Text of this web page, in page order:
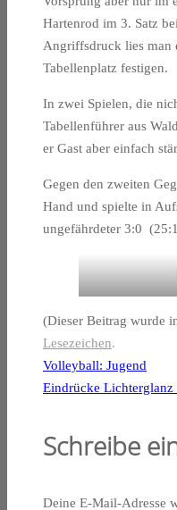
Hartenrod im 3. Satz
Angriffsdruck lies man
Tabellenplatz festigen.
In zwei Spielen, die
Tabellenführer aus
er Gast aber einfach
Gegen den zweiten
Hand und spielte in
ungefährdeter 3:0
(Dieser Beitrag wurde
Lesezeichen.
Volleyball: Jugend
Eindrücke Lichterglanz
Schreibe
Deine E-Mail-Adresse